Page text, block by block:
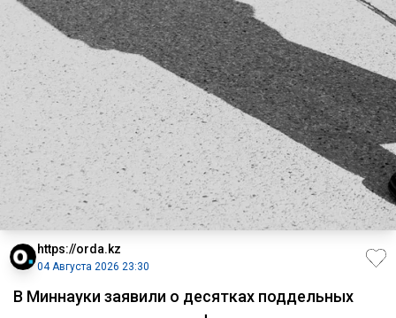
https://orda.kz
04 Августа 2026 23:30
В Миннауки заявили о десятках поддельных